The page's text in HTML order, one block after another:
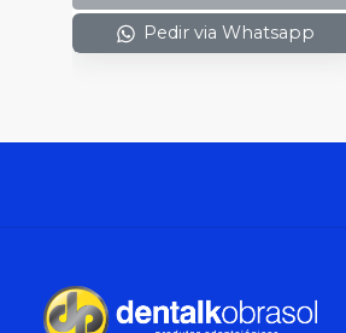
Pedir via Whatsapp